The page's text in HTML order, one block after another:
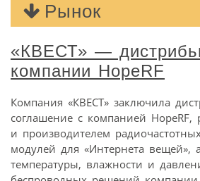
Рынок
«КВЕСТ» —
компании HopeRF
Компания «КВЕСТ» заключила
соглашение с компанией HopeRF,
и производителем
модулей для «Интернета вещей»,
температуры, влажности и